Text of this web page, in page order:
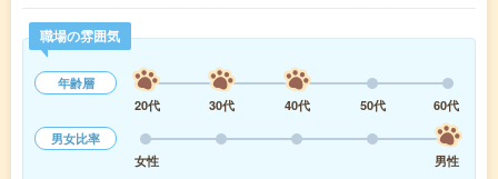
職場の雰囲気
年齢層
20代
30代 40代 50代
60代
男女比率
女性
男性